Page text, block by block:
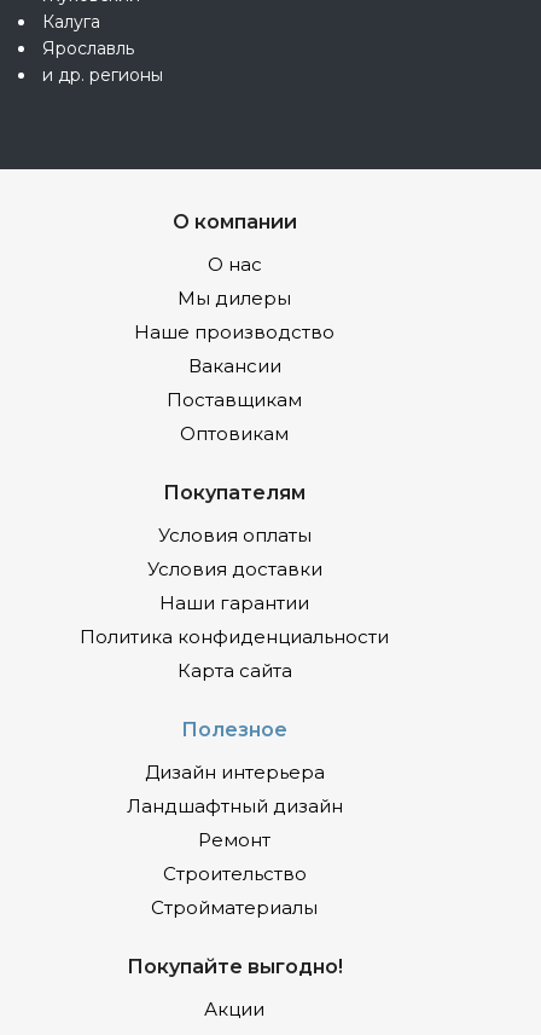
Калуга
Ярославль
и др. регионы
О компании
О нас
Мы дилеры
Наше производство
Вакансии
Поставщикам
Оптовикам
Покупателям
Условия оплаты
Условия доставки
Наши гарантии
Политика конфиденциальности
Карта сайта
Полезное
Дизайн интерьера
Ландшафтный дизайн
Ремонт
Строительство
Стройматериалы
Покупайте выгодно!
Акции